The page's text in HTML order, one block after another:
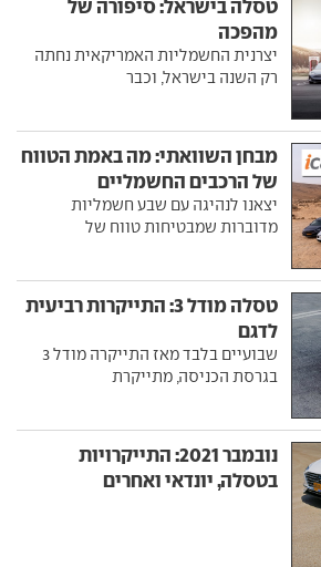
טסלה בישראל: סיפורה של
מהפכה
יצרנית החשמליות האמריקאית נחתה
רק השנה בישראל, וכבר
מבחן השוואתי: מה באמת הטווח
של הרכבים החשמליים
יצאנו לנהיגה עם שבע חשמליות
מדוברות שמבטיחות טווח של
טסלה מודל 3: התייקרות רביעית
לדגם
שבועיים בלבד מאז התייקרה מודל 3
בגרסת הכניסה, מתייקרת
נובמבר 2021: התייקרויות
בטסלה, יונדאי ואחרים